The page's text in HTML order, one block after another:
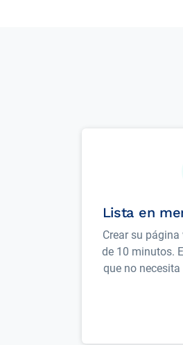
Lista en
Crear su
de 10 minutos.
que no